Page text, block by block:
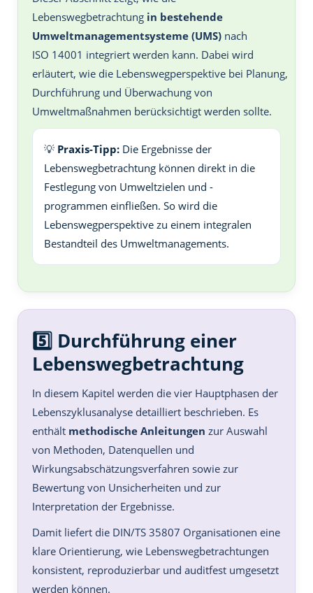
Lebenswegbetrachtung in bestehende
Umweltmanagementsysteme (UMS) nach
ISO 14001 integriert werden kann. Dabei wird
erläutert, wie die Lebenswegperspektive bei Planung,
Durchführung und Überwachung von
Umweltmaßnahmen berücksichtigt werden sollte.
💡 Praxis-Tipp: Die Ergebnisse der
Lebenswegbetrachtung können direkt in die
Festlegung von Umweltzielen und -
programmen einfließen. So wird die
Lebenswegperspektive zu einem integralen
Bestandteil des Umweltmanagements.
5️⃣ Durchführung einer
Lebenswegbetrachtung
In diesem Kapitel werden die vier Hauptphasen der
Lebenszyklusanalyse detailliert beschrieben. Es
enthält methodische Anleitungen zur Auswahl
von Methoden, Datenquellen und
Wirkungsabschätzungsverfahren sowie zur
Bewertung von Unsicherheiten und zur
Interpretation der Ergebnisse.
Damit liefert die DIN/TS 35807 Organisationen eine
klare Orientierung, wie Lebenswegbetrachtungen
konsistent, reproduzierbar und auditfest umgesetzt
werden können.